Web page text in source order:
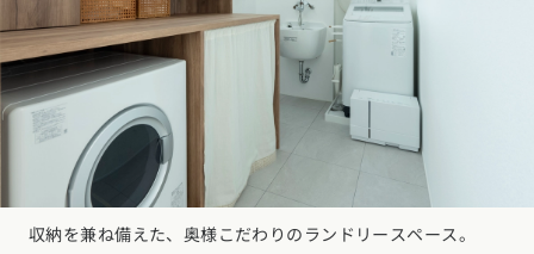
収納を兼ね備えた、奥様こだわりのランドリースペース。